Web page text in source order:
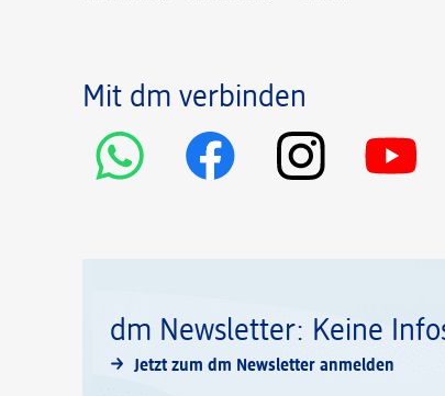
Mit dm verbinden
dm Newsletter: Keine
Jetzt zum dm Newsletter anmelden